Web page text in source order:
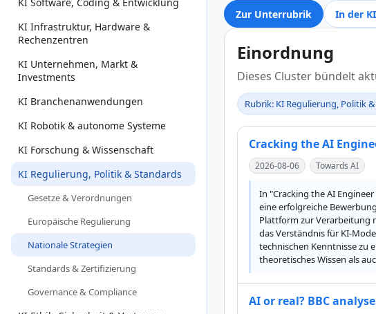
KI Infrastruktur, Hardware &
Rechenzentren
KI Unternehmen, Markt &
Investments
KI Branchenanwendungen
KI Robotik & autonome Systeme
KI Forschung & Wissenschaft
KI Regulierung, Politik & Standards
Gesetze & Verordnungen
Europäische Regulierung
Nationale Strategien
Standards & Zertifizierung
Governance & Compliance
Zur Unterrubrik In der
Einordnung
Dieses Cluster bündelt
Rubrik: KI Regulierung, Politik
Cracking the AI
2026-08-06 Towards AI
In "Cracking the AI
eine erfolgreiche
Plattform zur Verarbeitung
das Verständnis für KI-
technischen Kenntnisse zu
theoretisches Wissen als
AI or real? BBC